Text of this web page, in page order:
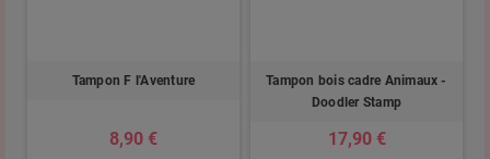
Tampon F l'Aventure
8,90 €
Tampon bois cadre Animaux -
Doodler Stamp
17,90 €